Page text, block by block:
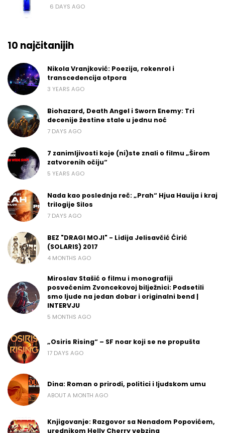
6 DAYS AGO
10 najčitanijih
Nikola Vranjković: Poezija, rokenrol i
transcedencija otpora
3 YEARS AGO
Biohazard, Death Angel i Sworn Enemy: Tri
decenije žestine stale u jednu noć
7 DAYS AGO
7 zanimljivosti koje (ni)ste znali o filmu „Širom
zatvorenih očiju“
5 YEARS AGO
Nada kao poslednja reč: „Prah“ Hjua Hauija i kraj
trilogije Silos
7 DAYS AGO
BEZ "DRAGI MOJI" - Lidija Jelisavčić Ćirić
(SOLARIS) 2017
4 MONTHS AGO
Miroslav Stašić o filmu i monografiji
posvećenim Zvoncekovoj bilježnici: Podsetili
smo ljude na jedan dobar i originalni bend |
INTERVJU
5 MONTHS AGO
„Osiris Rising“ – SF noar koji se ne propušta
17 DAYS AGO
Dina: Roman o prirodi, politici i ljudskom umu
ABOUT A MONTH AGO
Knjigovanje: Razgovor sa Nenadom Popovićem,
urednikom Helly Cherry vebzina